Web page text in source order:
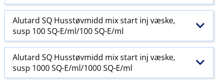
Alutard SQ Husstøvmidd mix start inj væske,
susp 100 SQ-E​/​ml/100 SQ-E​/​ml
Alutard SQ Husstøvmidd mix start inj væske,
susp 1000 SQ-E​/​ml/1000 SQ-E​/​ml